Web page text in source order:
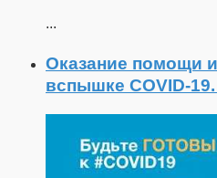
...
Оказание помощи
вспышке COVID-